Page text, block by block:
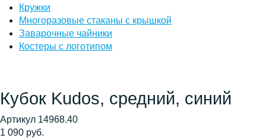
Кружки
Многоразовые стаканы с крышкой
Заварочные чайники
Костеры с логотипом
Кубок Kudos, средний, синий
Артикул 14968.40
1 090 руб.